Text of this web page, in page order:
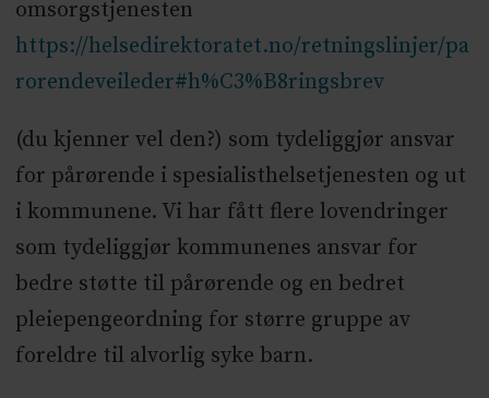
omsorgstjenesten
https://helsedirektoratet.no/retningslinjer/pa
rorendeveileder#h%C3%B8ringsbrev
(du kjenner vel den?) som tydeliggjør ansvar
for pårørende i spesialisthelsetjenesten og ut
i kommunene. Vi har fått flere lovendringer
som tydeliggjør kommunenes ansvar for
bedre støtte til pårørende og en bedret
pleiepengeordning for større gruppe av
foreldre til alvorlig syke barn.